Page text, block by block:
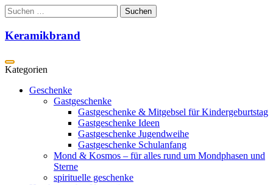
Zum
Inhalt
springen
Suchen
nach:
Keramikbrand
Geschenke
Gastgeschenke
Gastgeschenke & Mitgebsel für Kindergeburtstag
Gastgeschenke Ideen
Gastgeschenke Jugendweihe
Gastgeschenke Schulanfang
Mond & Kosmos – für alles rund um Mondphasen und
Sterne
spirituelle geschenke